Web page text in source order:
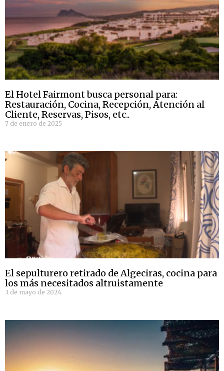
El Hotel Fairmont busca personal para:
Restauración, Cocina, Recepción, Atención al
Cliente, Reservas, Pisos, etc..
7 de enero de 2025
El sepulturero retirado de Algeciras, cocina para
los más necesitados altruistamente
3 de mayo de 2024